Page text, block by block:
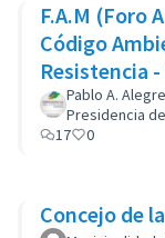
F.A.M (Foro
Código
Resistencia
Pablo A.
Presidencia
17
0
Concejo de